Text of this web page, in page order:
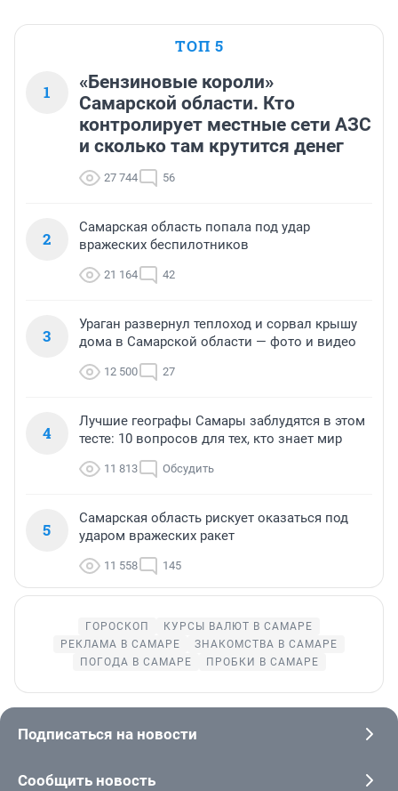
ТОП 5
1
«Бензиновые короли»
Самарской области. Кто
контролирует местные сети АЗС
и сколько там крутится денег
27 744 56
2
Самарская область попала под удар
вражеских беспилотников
21 164 42
3
Ураган развернул теплоход и сорвал крышу
дома в Самарской области — фото и видео
12 500 27
4
Лучшие географы Самары заблудятся в этом
тесте: 10 вопросов для тех, кто знает мир
11 813 Обсудить
5
Самарская область рискует оказаться под
ударом вражеских ракет
11 558 145
ГОРОСКОП
КУРСЫ ВАЛЮТ В САМАРЕ
РЕКЛАМА В САМАРЕ
ЗНАКОМСТВА В САМАРЕ
ПОГОДА В САМАРЕ
ПРОБКИ В САМАРЕ
Подписаться на новости
Сообщить новость